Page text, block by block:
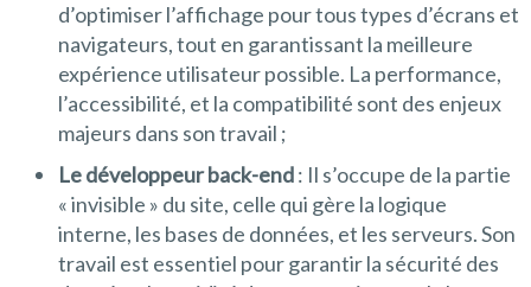
d’optimiser l’affichage pour tous types d’écrans et
navigateurs, tout en garantissant la meilleure
expérience utilisateur possible. La performance,
l’accessibilité, et la compatibilité sont des enjeux
majeurs dans son travail ;
Le développeur back-end: Il s’occupe de la partie
« invisible » du site, celle qui gère la logique
interne, les bases de données, et les serveurs. Son
travail est essentiel pour garantir la sécurité des